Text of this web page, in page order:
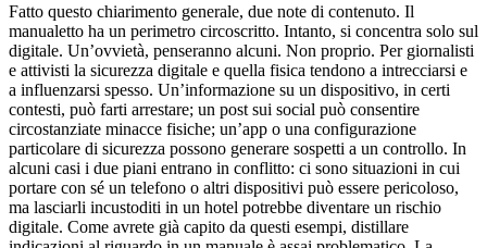
Fatto questo chiarimento generale, due note di contenuto. Il
manualetto ha un perimetro circoscritto. Intanto, si concentra solo sul
digitale. Un’ovvietà, penseranno alcuni. Non proprio. Per giornalisti
e attivisti la sicurezza digitale e quella fisica tendono a intrecciarsi e
a influenzarsi spesso. Un’informazione su un dispositivo, in certi
contesti, può farti arrestare; un post sui social può consentire
circostanziate minacce fisiche; un’app o una configurazione
particolare di sicurezza possono generare sospetti a un controllo. In
alcuni casi i due piani entrano in conflitto: ci sono situazioni in cui
portare con sé un telefono o altri dispositivi può essere pericoloso,
ma lasciarli incustoditi in un hotel potrebbe diventare un rischio
digitale. Come avrete già capito da questi esempi, distillare